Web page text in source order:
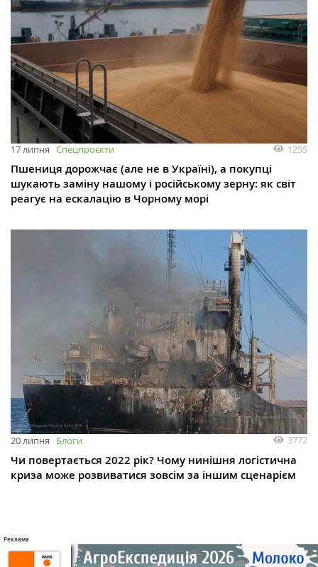
17 липня Спецпроєкти 1255
Пшениця дорожчає (але не в Україні), а покупці
шукають заміну нашому і російському зерну: як світ
реагує на ескалацію в Чорному морі
20 липня Блоги 3772
Чи повертається 2022 рік? Чому нинішня логістична
криза може розвиватися зовсім за іншим сценарієм